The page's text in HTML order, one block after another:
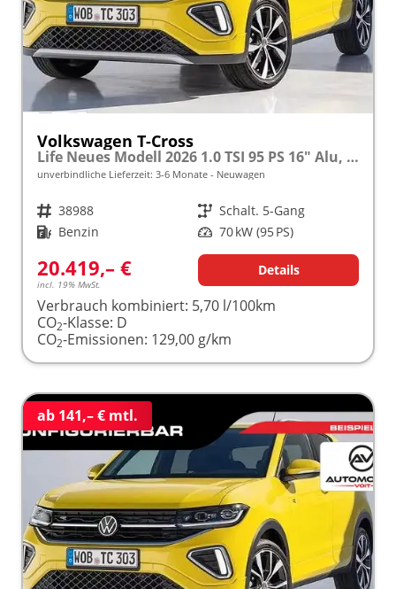
Volkswagen T-Cross
Life Neues Modell 2026 1.0 TSI 95 PS 16" Alu, Parksensoren vo/hi, LED-Scheinwerfer, Radio Composition 8", App-Connect, Klima, M-Lederlenkrad, Digitales Cockpit, Müdigkeitserkennung, Dachreling, Lane Assist, Armlehne vorn
unverbindliche Lieferzeit: 3-6 Monate Neuwagen
Fahrzeugnr. 38988 Getriebe Schalt. 5-Gang
Kraftstoff Benzin Leistung 70 kW (95 PS)
20.419,– €
incl. 19% MwSt.
Details
Verbrauch kombiniert: 5,70 l/100km
CO2-Klasse: D
CO2-Emissionen: 129,00 g/km
ab 141,– € mtl.